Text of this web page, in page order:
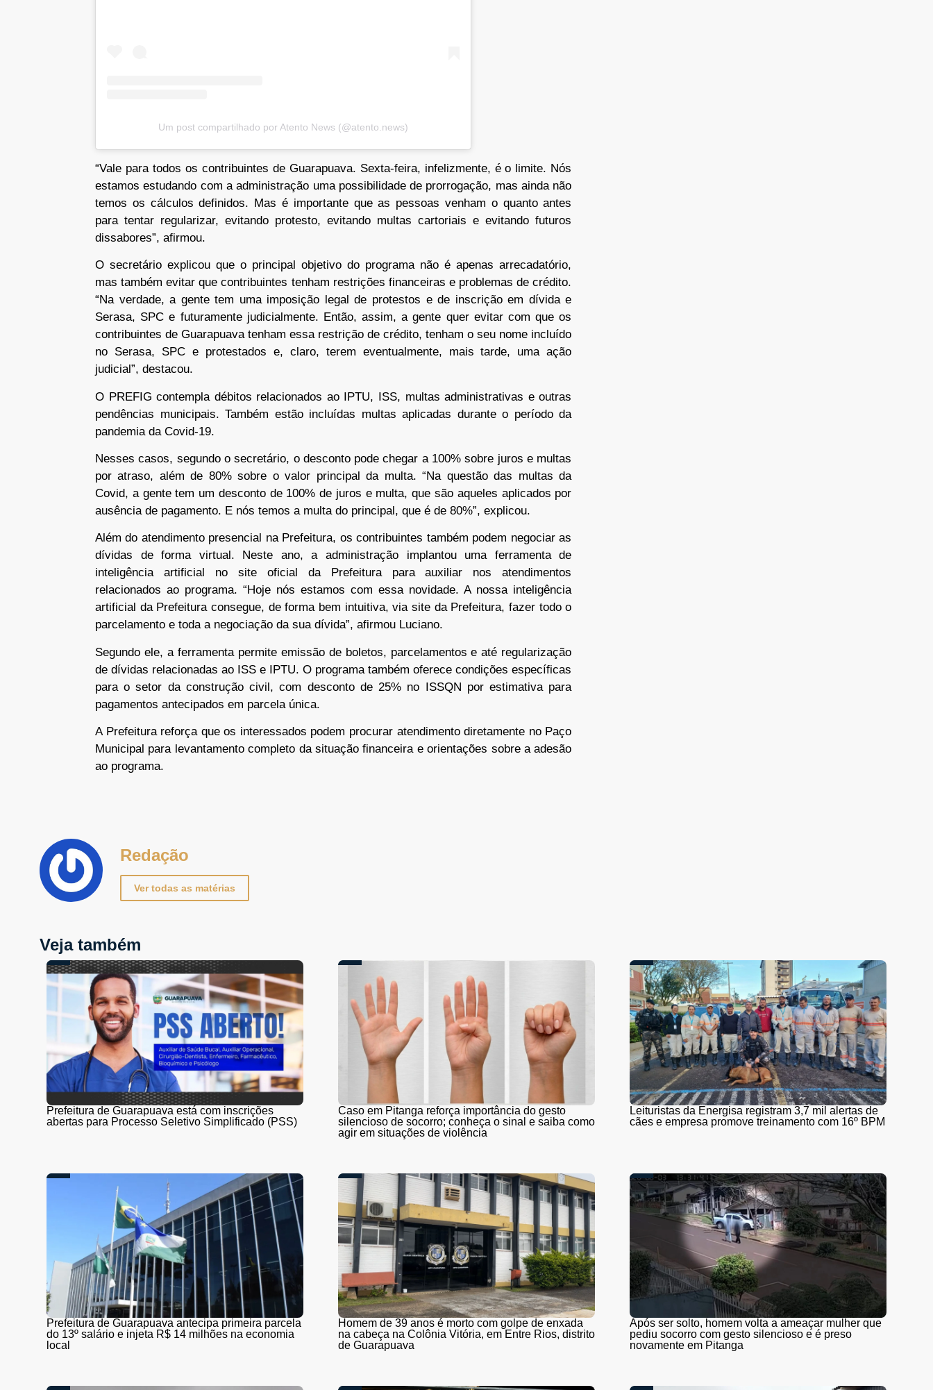
Um post compartilhado por Atento News (@atento.news)
“Vale para todos os contribuintes de Guarapuava. Sexta-feira, infelizmente, é o limite. Nós
estamos estudando com a administração uma possibilidade de prorrogação, mas ainda não
temos os cálculos definidos. Mas é importante que as pessoas venham o quanto antes
para tentar regularizar, evitando protesto, evitando multas cartoriais e evitando futuros
dissabores”, afirmou.
O secretário explicou que o principal objetivo do programa não é apenas arrecadatório,
mas também evitar que contribuintes tenham restrições financeiras e problemas de crédito.
“Na verdade, a gente tem uma imposição legal de protestos e de inscrição em dívida e
Serasa, SPC e futuramente judicialmente. Então, assim, a gente quer evitar com que os
contribuintes de Guarapuava tenham essa restrição de crédito, tenham o seu nome incluído
no Serasa, SPC e protestados e, claro, terem eventualmente, mais tarde, uma ação
judicial”, destacou.
O PREFIG contempla débitos relacionados ao IPTU, ISS, multas administrativas e outras
pendências municipais. Também estão incluídas multas aplicadas durante o período da
pandemia da Covid-19.
Nesses casos, segundo o secretário, o desconto pode chegar a 100% sobre juros e multas
por atraso, além de 80% sobre o valor principal da multa. “Na questão das multas da
Covid, a gente tem um desconto de 100% de juros e multa, que são aqueles aplicados por
ausência de pagamento. E nós temos a multa do principal, que é de 80%”, explicou.
Além do atendimento presencial na Prefeitura, os contribuintes também podem negociar as
dívidas de forma virtual. Neste ano, a administração implantou uma ferramenta de
inteligência artificial no site oficial da Prefeitura para auxiliar nos atendimentos
relacionados ao programa. “Hoje nós estamos com essa novidade. A nossa inteligência
artificial da Prefeitura consegue, de forma bem intuitiva, via site da Prefeitura, fazer todo o
parcelamento e toda a negociação da sua dívida”, afirmou Luciano.
Segundo ele, a ferramenta permite emissão de boletos, parcelamentos e até regularização
de dívidas relacionadas ao ISS e IPTU. O programa também oferece condições específicas
para o setor da construção civil, com desconto de 25% no ISSQN por estimativa para
pagamentos antecipados em parcela única.
A Prefeitura reforça que os interessados podem procurar atendimento diretamente no Paço
Municipal para levantamento completo da situação financeira e orientações sobre a adesão
ao programa.
Redação
Ver todas as matérias
Veja também
Prefeitura de Guarapuava está com inscrições
abertas para Processo Seletivo Simplificado (PSS)
Caso em Pitanga reforça importância do gesto
silencioso de socorro; conheça o sinal e saiba como
agir em situações de violência
Leituristas da Energisa registram 3,7 mil alertas de
cães e empresa promove treinamento com 16º BPM
Prefeitura de Guarapuava antecipa primeira parcela
do 13º salário e injeta R$ 14 milhões na economia
local
Homem de 39 anos é morto com golpe de enxada
na cabeça na Colônia Vitória, em Entre Rios, distrito
de Guarapuava
Após ser solto, homem volta a ameaçar mulher que
pediu socorro com gesto silencioso e é preso
novamente em Pitanga